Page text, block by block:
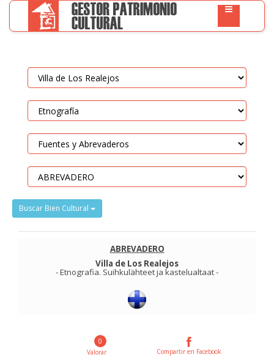
Buscar Bien Cultural
ABREVADERO
Villa de Los Realejos
-Etnografia. Suihkulähteet ja kastelualtaat-
0
Valorar
Compartir en Facebook